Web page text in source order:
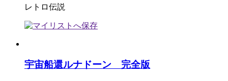
レトロ伝説
宇宙船還ルナドーン 完全版